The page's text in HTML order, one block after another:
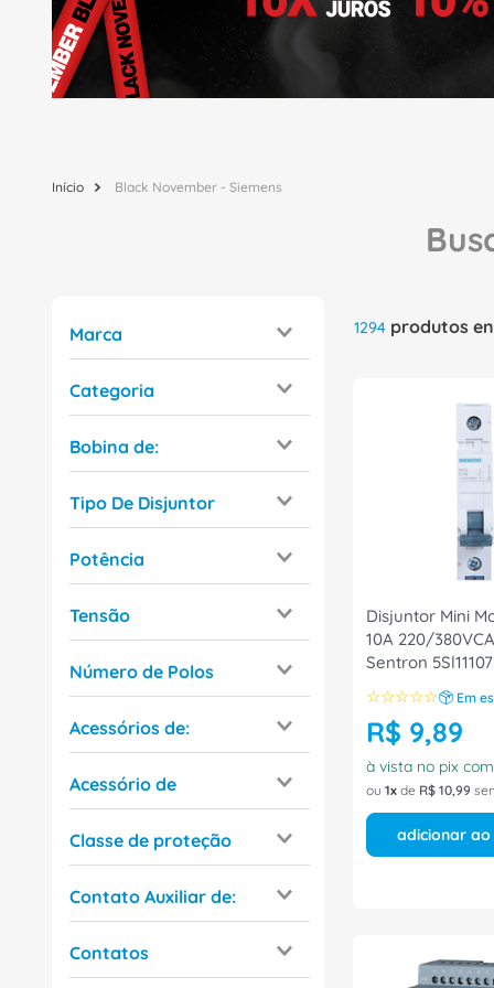
Black November - Siemens
Marca
Categoria
Acessórios
Fusível
Relés
Controlador Lógico
Conectores
Chave fim de curso
Ver mais 19
Bobina de:
Tipo De Disjuntor
Mini
Motor
Potência
96W
960W
288W
30W
240W
15W
Tensão
60V
125V
400V
Número de Polos
3 Polos
3 Polos + Neutro
4 Polos
Acessórios de:
Programável
Servomotor
Inversor de frequência
Barramento
Bloco de Contato
Acessório de
Classe de proteção
Contato Auxiliar de:
Contatos
1294 produtos
Disjuntor Mini
10A 220/
Sentron
☆☆☆☆☆ Em
R$ 9,89
à vista no pix com
ou 1 de R$ 10,99
adicionar